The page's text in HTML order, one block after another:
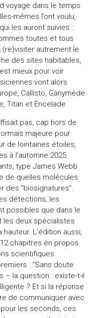
voyage dans le temps
mêmes l’ont voulu,
les auront suivies :
toutes et tous
autrement le
des sites habitables,
mieux pour voir
vont alors
Callisto, Ganymède
Titan et Encelade.
pas, cap hors de
majeure pour
de lointaines étoiles,
à l’automne 2025.
type James Webb
de quelles molécules
“biosignatures”.
détections, les
possibles que dans le
les deux spécialistes
L’édition aussi,
chapitres en propos
scientifiques
: “Sans doute
– la question : existe-t-il
? Et si la réponse
de communiquer avec
les seconds, ces